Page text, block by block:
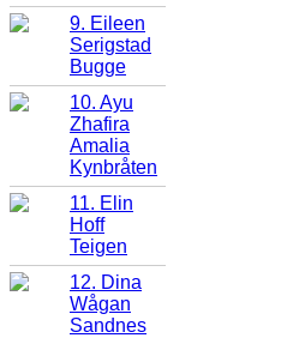
9. Eileen
Serigstad
Bugge
10. Ayu
Zhafira
Amalia
Kynbråten
11. Elin
Hoff
Teigen
12. Dina
Wågan
Sandnes